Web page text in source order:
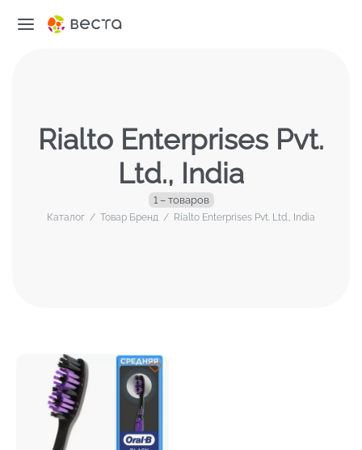
Rialto Enterprises Pvt.
Ltd., India
1 – товаров
Каталог / Товар Бренд / Rialto Enterprises Pvt. Ltd., India